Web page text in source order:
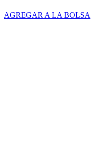
AGREGAR A LA BOLSA